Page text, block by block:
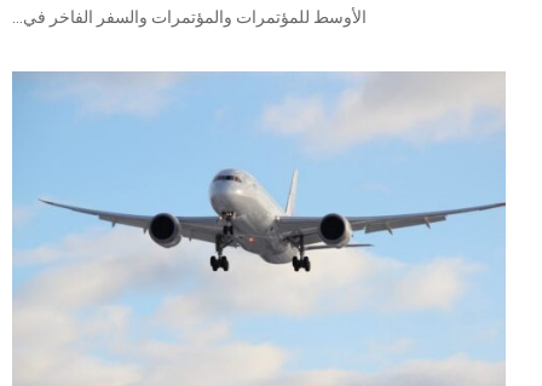
الأوسط للمؤتمرات والمؤتمرات والسفر الفاخر في...